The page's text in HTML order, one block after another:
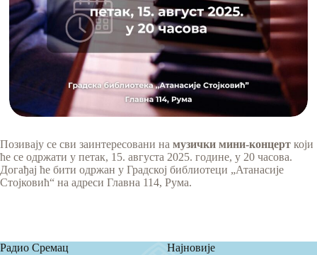
Позивају се сви заинтересовани на музички мини-концерт који
ће се одржати у петак, 15. августа 2025. године, у 20 часова.
Догађај ће бити одржан у Градској библиотеци „Атанасије
Стојковић“ на адреси Главна 114, Рума.
Радио Сремац
Најновије